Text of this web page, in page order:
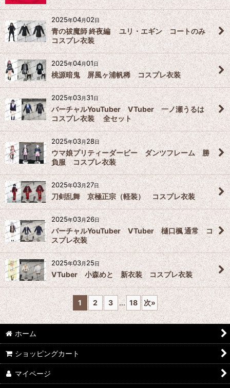
2025年04月02日
青の祓魔師 終夜編 ユリ・エギン コートのみ
コスプレ衣装
2025年04月01日
桃源暗鬼 屏風ヶ浦帆稀 コスプレ衣装
2025年03月31日
バーチャルYouTuber VTuber 一ノ瀬うるは
コスプレ衣装 全セット
2025年03月28日
ウマ娘プリティーダービー ダンツフレーム 勝
負服 コスプレ衣装
2025年03月27日
刀剣乱舞 京極正宗（軽装） コスプレ衣装
2025年03月 26日
バーチャルYouTuber VTuber 樋口楓 通常 コ
スプレ衣装
2025年03月25日
VTuber 小森めと 新衣装 コスプレ衣装
1 2 3 ... 18 次»
ホーム
ショッピングカート
マイページ